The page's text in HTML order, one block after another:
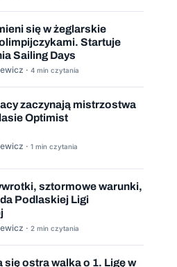
się w żeglarskie
Startuje
Sailing Days
· 4 min czytania
zaczynają mistrzostwa
Optimist
· 1 min czytania
sztormowe warunki,
Podlaskiej Ligi
· 2 min czytania
się ostra walka o 1. Ligę w